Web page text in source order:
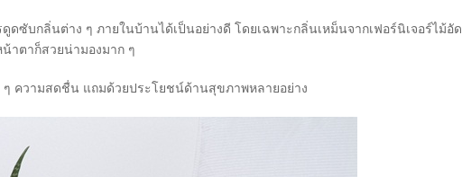
ซับกลิ่นต่าง ๆ ภายในบ้านได้เป็นอย่างดี โดยเฉพาะกลิ่นเหม็นจากเฟอร์นิเจอร์ไม้อัด
าตาก็สวยน่ามองมาก ๆ
ความสดชื่น แถมด้วยประโยชน์ด้านสุขภาพหลายอย่าง